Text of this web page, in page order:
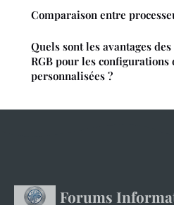
Comparaison entre
Quels sont les avantages
RGB pour les configurations
personnalisées ?
Forums